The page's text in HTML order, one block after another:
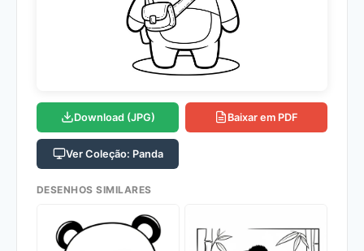
Download (JPG) Baixar em PDF
Ver Coleção: Panda
DESENHOS SIMILARES